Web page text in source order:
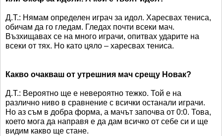
Д.Т.: Нямам определен играч за идол. Харесвах тениса,
обичам да го гледам. Гледах почти всеки мач.
Възхищавах се на много играчи, опитвах ударите на
всеки от тях. Но като цяло – харесвах тениса.
Какво очакваш от утрешния мач срещу Новак?
Д.Т.: Вероятно ще е невероятно тежко. Той е на
различно ниво в сравнение с всички останали играчи.
Но аз съм в добра форма, а мачът започва от 0:0. Това,
което мога да направя е да дам всичко от себе си и ще
видим какво ще стане.